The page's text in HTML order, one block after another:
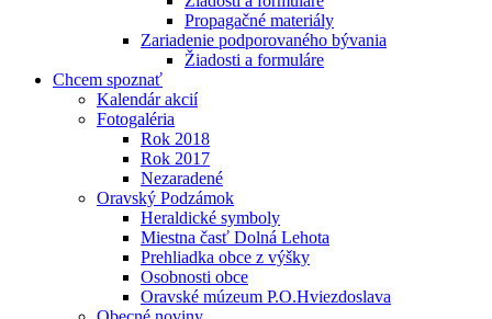
Propagačné materiály
Zariadenie podporovaného bývania
Žiadosti a formuláre
Chcem spoznať
Kalendár akcií
Fotogaléria
Rok 2018
Rok 2017
Nezaradené
Oravský Podzámok
Heraldické symboly
Miestna časť Dolná Lehota
Prehliadka obce z výšky
Osobnosti obce
Oravské múzeum P.O.Hviezdoslava